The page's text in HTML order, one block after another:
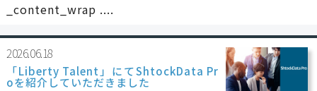
_content_wrap ....
2026.06.18
「Liberty Talent」にてShtockData Pr
oを紹介していただきました